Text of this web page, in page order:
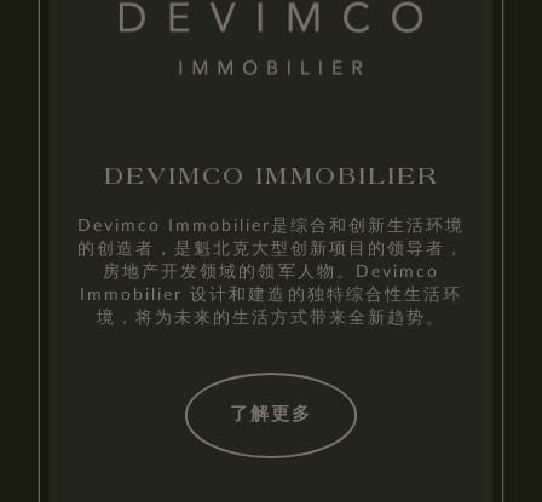
DEVIMCO IMMOBILIER
Devimco Immobilier是综合和创新生活环境
的创造者，是魁北克大型创新项目的领导者，
房地产开发领域的领军人物。Devimco
Immobilier 设计和建造的独特综合性生活环
境，将为未来的生活方式带来全新趋势。
了解更多